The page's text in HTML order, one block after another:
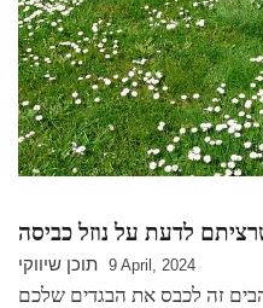
לדעת על נוזל כביסה
תוכן שיווקי 9 April, 2024
זה לכבס את הבגדים שלכם